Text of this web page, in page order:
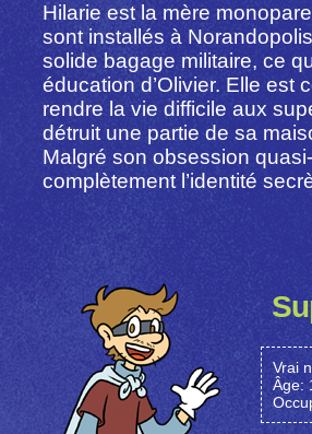
Hilarie est la mère
sont installés à
solide bagage militaire, ce
éducation d’Olivier. Elle est
rendre la vie difficile aux
détruit une partie de sa
Malgré son obsession
complètement l’identité
Vrai
Âge: